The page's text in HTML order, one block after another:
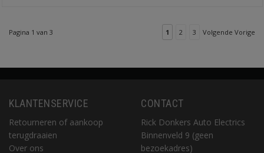
Pagina 1 van 3 1 2 3 Volgende Vorige
KLANTENSERVICE
Retourneren of aankoop
terugdraaien
Over ons
CONTACT
Rick Donkers Auto Electrics
Binnenveld 9 (geen
bezoekadres)